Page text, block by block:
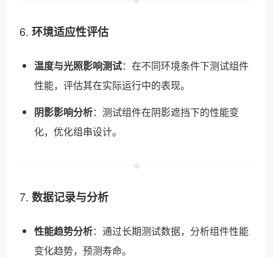
6. 环境适应性评估
温度与光照影响测试：在不同环境条件下测试组件
性能，评估其在实际运行中的表现。
阴影影响分析：测试组件在阴影遮挡下的性能变
化，优化组串设计。
7. 数据记录与分析
性能趋势分析：通过长期测试数据，分析组件性能
变化趋势，预测寿命。